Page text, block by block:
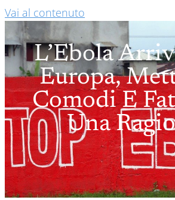
Vai al contenuto
L’Ebola
Europa,
Comodi E
Una